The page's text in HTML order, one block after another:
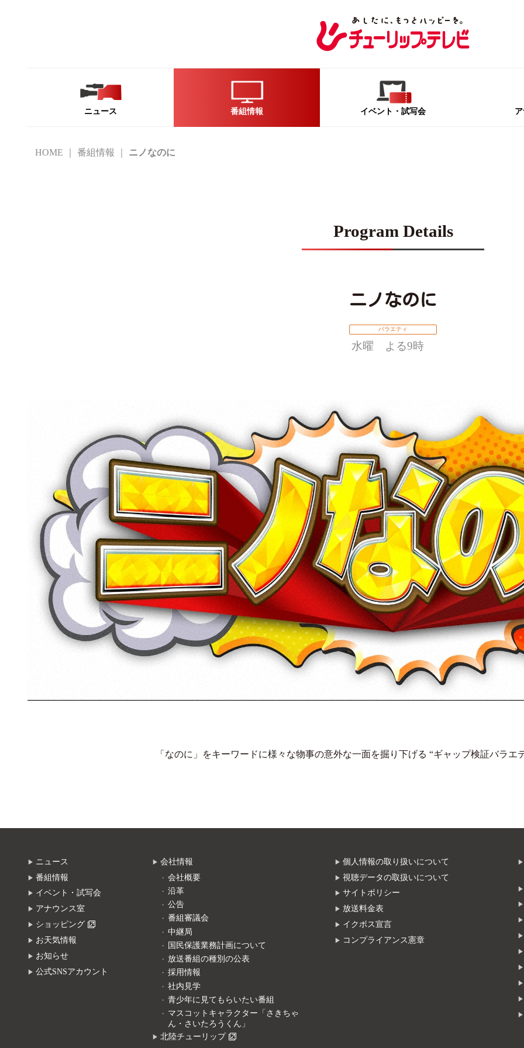
ニュース 番組情報 イベント ・試写会
HOME 番組情報 ニノなのに
Program Details
ニノなのに
バラエティ
水曜 よる9時
「なのに」をキーワードに様々な物事の意外な一面を掘り下げる “ギャップ検証バラエ
ニュース
番組情報
イベント・試写会
アナウンス室
ショッピング
お天気情報
お知らせ
公式SNSアカウント
会社情報
会社概要
沿革
公告
番組審議会
中継局
国民保護業務計画について
放送番組の種別の公表
採用情報
社内見学
青少年に見てもらいたい番組
マスコットキャラクター「さきちゃ
ん・さいたろうくん」
北陸チューリップ
個人情報の取り扱いについて
視聴データの取扱いについて
サイトポリシー
放送料金表
イクボス宣言
コンプライアンス憲章